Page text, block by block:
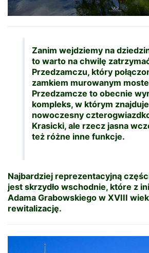
Zanim wejdziemy na
to warto na chwilę
Przedzamczu, który
zamkiem murowanym
Przedzamcze to obecnie
kompleks, w którym
nowoczesny
Krasicki, ale rzecz jasna
też różne inne funkcje.
Najbardziej reprezentacyjną
jest skrzydło wschodnie, które z
Adama Grabowskiego w XVIII
rewitalizację.